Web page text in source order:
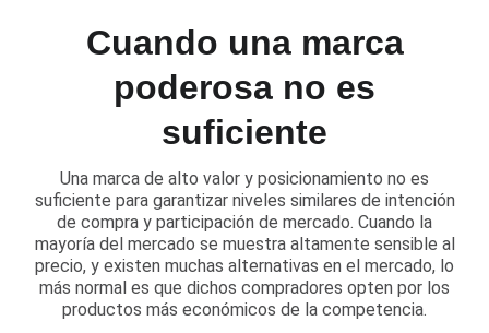
Cuando una marca
poderosa no es
suficiente
​Una marca de alto valor y posicionamiento no es
suficiente para garantizar niveles similares de intención
de compra y participación de mercado. Cuando la
mayoría del mercado se muestra altamente sensible al
precio, y existen muchas alternativas en el mercado, lo
más normal es que dichos compradores opten por los
productos más económicos de la competencia.